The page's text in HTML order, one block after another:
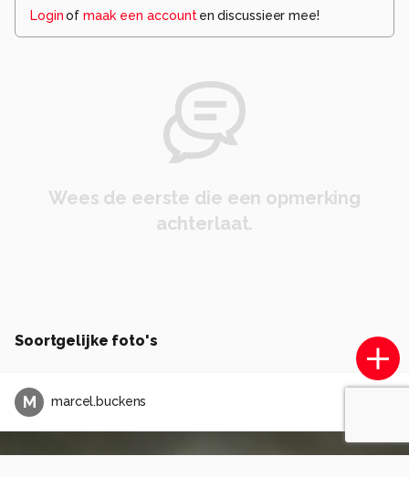
Loginof maak een account en discussieer mee!
Wees de eerste die een opmerking
achterlaat.
Soortgelijke foto's
M marcel.buckens